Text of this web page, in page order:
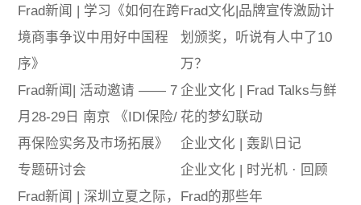
Frad新闻 | 学习《如何在跨
境商事争议中用好中国程
序》
Frad新闻| 活动邀请 —— 7
月28-29日 南京 《IDI保险/
再保险实务及市场拓展》
专题研讨会
Frad新闻 | 深圳立夏之际，
Frad文化|品牌宣传激励计
划颁奖，听说有人中了10
万？
企业文化 | Frad Talks与鲜
花的梦幻联动
企业文化 | 轰趴日记
企业文化 | 时光机 · 回顾
Frad的那些年